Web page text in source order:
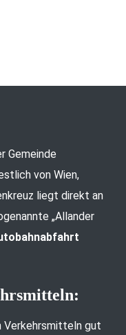
Gemeinde
von Wien,
liegt direkt an
„Allander
gut